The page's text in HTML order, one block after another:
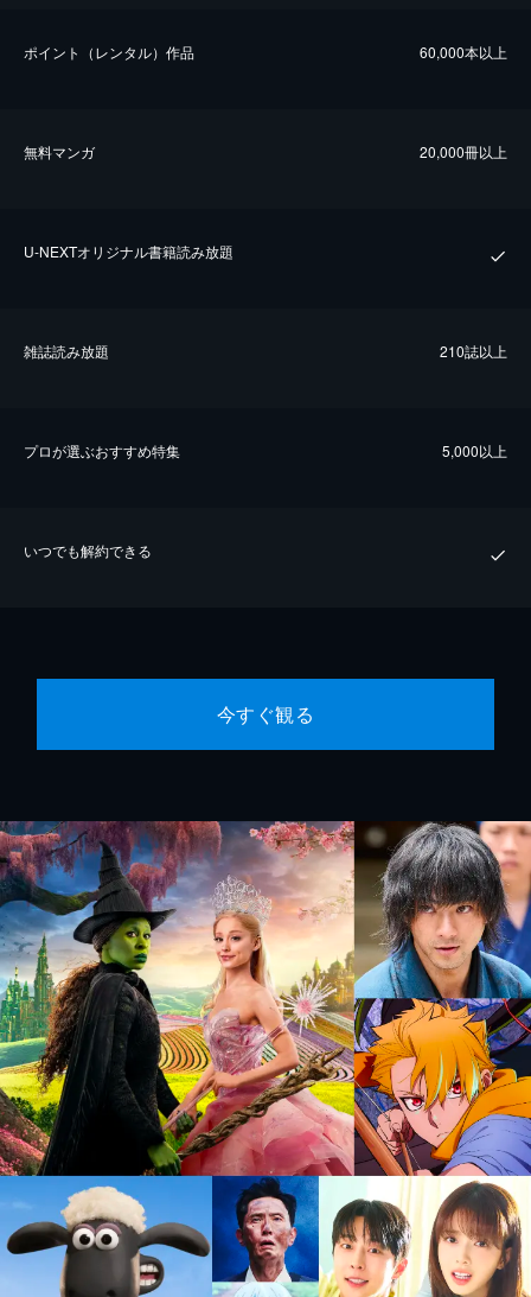
ポイント（レンタル）作品 60,000本以上
無料マンガ 20,000冊以上
U-NEXTオリジナル書籍読み放題
雑誌読み放題 210誌以上
プロが選ぶおすすめ特集 5,000以上
いつでも解約できる
今すぐ観る